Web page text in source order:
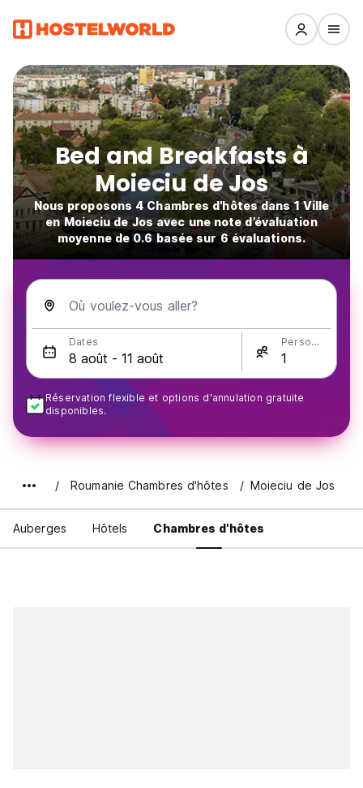
Bed and Breakfasts à
Moieciu de Jos
Nous proposons 4 Chambres d'hôtes dans 1 Ville
en Moieciu de Jos avec une note d’évaluation
moyenne de 0.6 basée sur 6 évaluations.
Où voulez-vous aller?
Dates Personnes
Réservation flexible et options d'annulation gratuite
disponibles.
Roumanie Chambres d'hôtes Moieciu de Jos
Auberges Hôtels Chambres d'hôtes